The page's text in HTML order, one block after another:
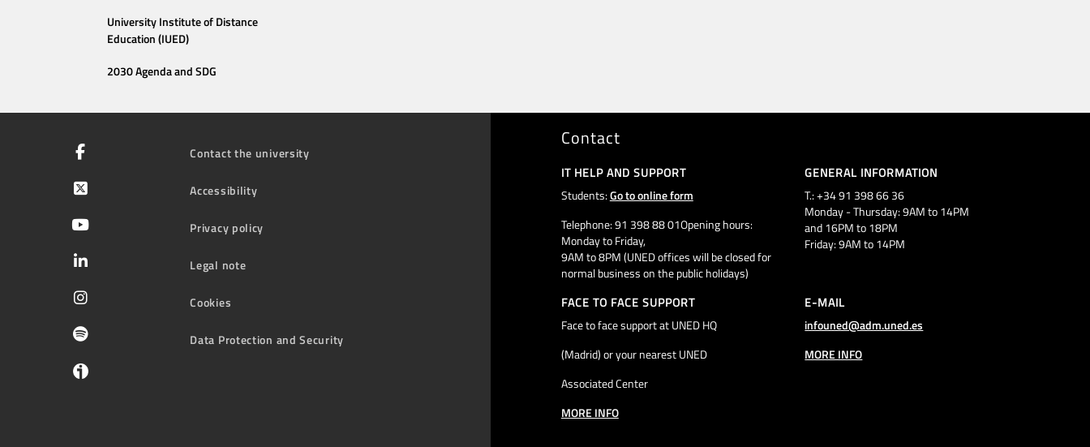
University Institute of Distance
Education (IUED)
2030 Agenda and SDG
Contact the university
Accessibility
Privacy policy
Legal note
Cookies
Data Protection and Security
Contact
IT HELP AND SUPPORT
Students:Go to online form
Telephone: 91 398 88 01Opening hours:
Monday to Friday,
9AM to 8PM (UNED offices will be closed for
normal business on the public holidays)
GENERAL INFORMATION
T.: +34 91 398 66 36
Monday - Thursday: 9AM to 14PM
and 16PM to 18PM
Friday: 9AM to 14PM
FACE TO FACE SUPPORT
Face to face support at UNED HQ
(Madrid) or your nearest UNED
Associated Center
MORE INFO
E-MAIL
infouned@adm.uned.es
MORE INFO